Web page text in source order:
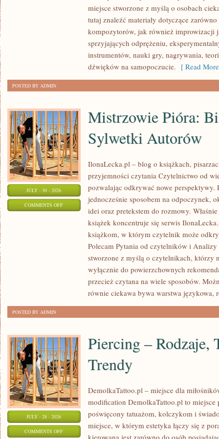
miejsce stworzone z myślą o osobach
tutaj znaleźć materiały dotyczące
kompozytorów, jak również improwizacji
sprzyjających odprężeniu,
instrumentów, nauki gry, nagrywania,
dźwięków na samopoczucie. [ Read
POSTED BY ADMIN
JULY - 30 - 2026
COMMENTS OFFON
Mistrzowie Pióra:
Sylwetki Autorów
IlonaLecka.pl – blog o książkach,
przyjemności czytania Czytelnictwo od
pozwalając odkrywać nowe perspektywy.
jednocześnie sposobem na odpoczynek,
idei oraz pretekstem do rozmowy.
książek koncentruje się serwis
książkom, w którym czytelnik może
Polecam Pytania od czytelników i
stworzone z myślą o czytelnikach, którzy
wyłącznie do powierzchownych
przecież czytana na wiele sposobów.
równie ciekawa bywa warstwa językowa,
POSTED BY ADMIN
JULY - 28 - 2026
COMMENTS OFFON
Piercing – Rodzaje,
Trendy
DemolkaTattoo.pl – miejsce dla
modification DemolkaTattoo.pl to miejsce
poświęcony tatuażom, kolczykom i
miejsce, w którym estetyka łączy się z
kierowana jest zarówno do osób